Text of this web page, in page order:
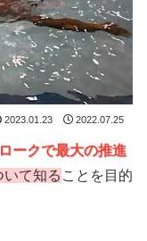
2023.01.23 2022.07.25
ークで最大の推進
いて知る ことを目的